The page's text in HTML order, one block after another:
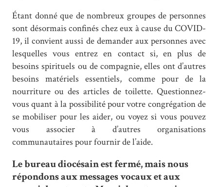
Étant donné que de nombreux groupes de personnes
sont désormais confinés chez eux à cause du COVID-
19, il convient aussi de demander aux personnes avec
lesquelles vous entrez en contact si, en plus de
besoins spirituels ou de compagnie, elles ont d’autres
besoins matériels essentiels, comme pour de la
nourriture ou des articles de toilette. Questionnez-
vous quant à la possibilité pour votre congrégation de
se mobiliser pour les aider, ou voyez si vous pouvez
vous associer à d’autres organisations
communautaires pour fournir de l’aide.
Le bureau diocésain est fermé, mais nous
répondons aux messages vocaux et aux